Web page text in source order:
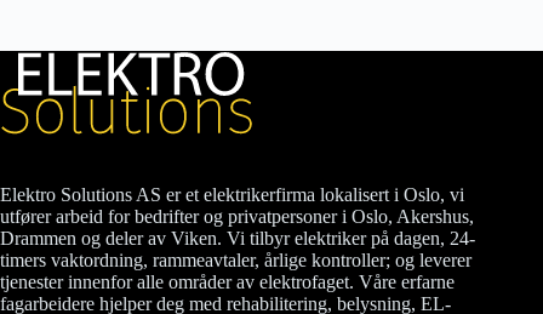
Elektro Solutions AS er et elektrikerfirma lokalisert i Oslo, vi
utfører arbeid for bedrifter og privatpersoner i Oslo, Akershus,
Drammen og deler av Viken. Vi tilbyr elektriker på dagen, 24-
timers vaktordning, rammeavtaler, årlige kontroller; og leverer
tjenester innenfor alle områder av elektrofaget. Våre erfarne
fagarbeidere hjelper deg med rehabilitering, belysning, EL-